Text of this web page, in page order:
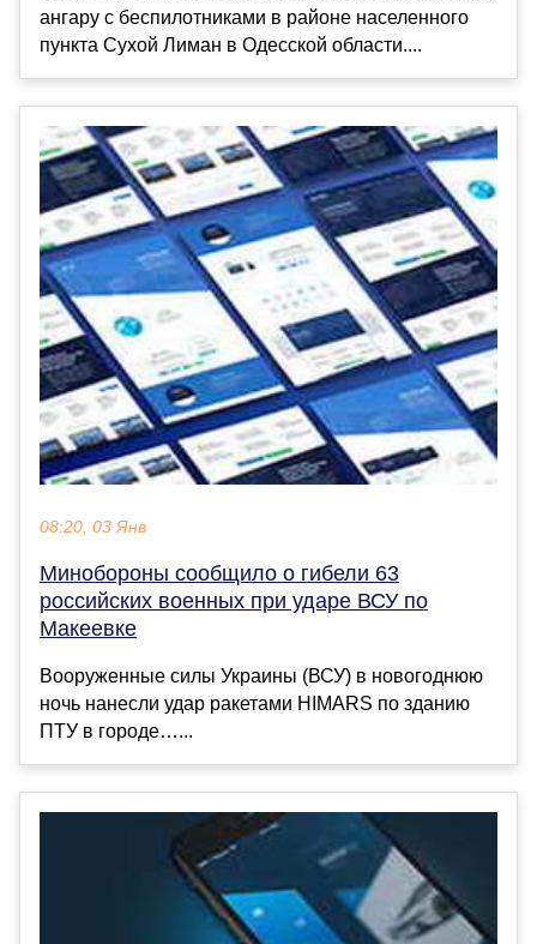
ангару с беспилотниками в районе населенного
пункта Сухой Лиман в Одесской области....
08:20, 03 Янв
Минобороны сообщило о гибели 63
российских военных при ударе ВСУ по
Макеевке
Вооруженные силы Украины (ВСУ) в новогоднюю
ночь нанесли удар ракетами HIMARS по зданию
ПТУ в городе…...